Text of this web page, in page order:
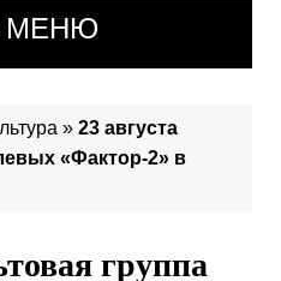
МЕНЮ
» 23 августа
«Фактор-2» в
группа